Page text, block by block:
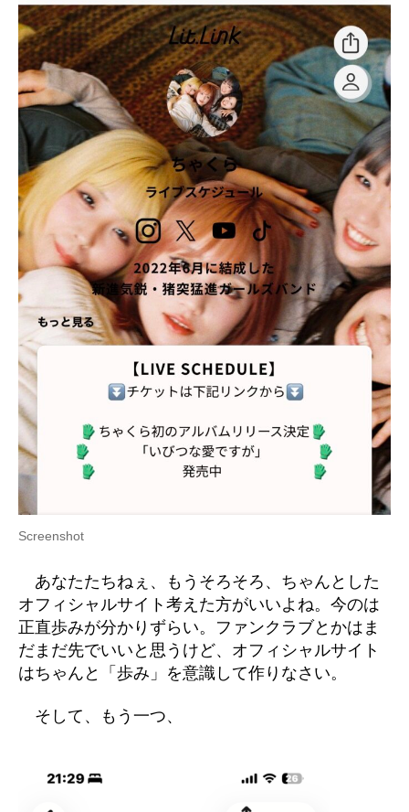
Screenshot
あなたたちねぇ、もうそろそろ、ちゃんとした
オフィシャルサイト考えた方がいいよね。今のは
正直歩みが分かりずらい。ファンクラブとかはま
だまだ先でいいと思うけど、オフィシャルサイト
はちゃんと「歩み」を意識して作りなさい。
そして、もう一つ、